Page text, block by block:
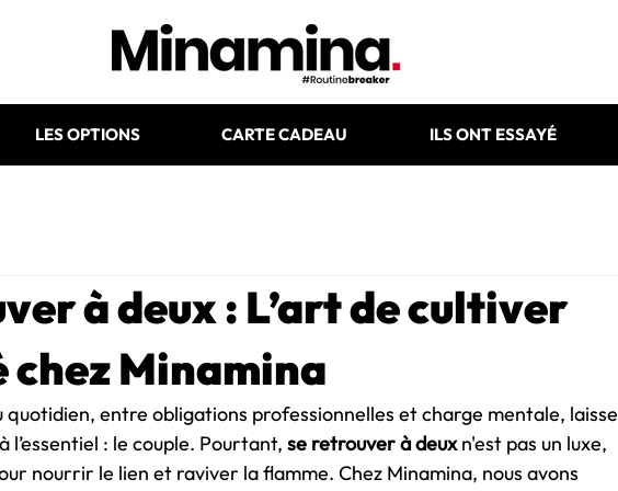
LES OPTIONS CARTE CADEAU ILS ONT ESSAYÉ
à deux : L’art de cultiver
Minamina
entre obligations professionnelles et charge mentale, laisse
l’essentiel : le couple. Pourtant, se retrouver à deux n'est pas un luxe,
nourrir le lien et raviver la flamme. Chez Minamina, nous avons